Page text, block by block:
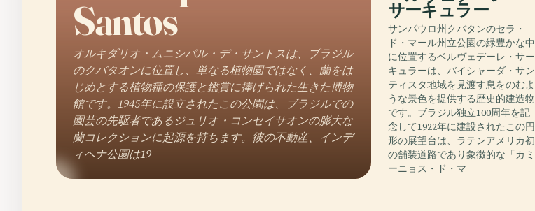
Santos
オルキダリオ・ムニシパル・デ・サントスは、ブラジル
のクバタオンに位置し、単なる植物園ではなく、蘭をは
じめとする植物種の保護と鑑賞に捧げられた生きた博物
館です。1945年に設立されたこの公園は、ブラジルでの
園芸の先駆者であるジュリオ・コンセイサオンの膨大な
蘭コレクションに起源を持ちます。彼の不動産、インデ
ィヘナ公園は19
サーキュラー
サンパウロ州クバタンのセラ・
ド・マール州立公園の緑豊かな中
に位置するベルヴェデーレ・サー
キュラーは、バイシャーダ・サン
ティスタ地域を見渡す息をのむよ
うな景色を提供する歴史的建造物
です。ブラジル独立100周年を記
念して1922年に建設されたこの円
形の展望台は、ラテンアメリカ初
の舗装道路であり象徴的な「カミ
ーニョス・ド・マ